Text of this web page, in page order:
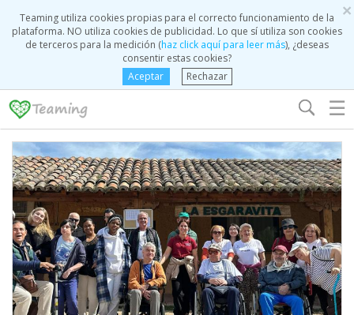
×
Teaming utiliza cookies propias para el correcto funcionamiento de la
plataforma. NO utiliza cookies de publicidad. Lo que sí utiliza son cookies
de terceros para la medición (haz click aquí para leer más), ¿deseas
consentir estas cookies?
Aceptar
Rechazar
☰